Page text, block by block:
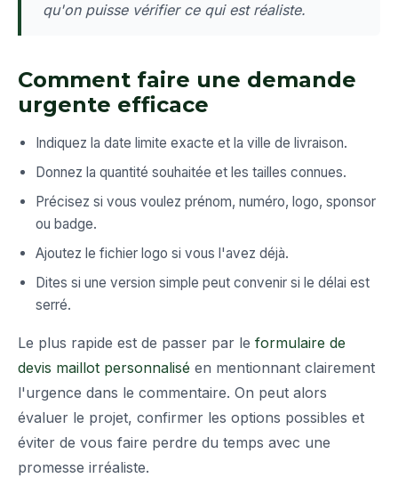
qu'on puisse vérifier ce qui est réaliste.
Comment faire une demande
urgente efficace
Indiquez la date limite exacte et la ville de livraison.
Donnez la quantité souhaitée et les tailles connues.
Précisez si vous voulez prénom, numéro, logo, sponsor
ou badge.
Ajoutez le fichier logo si vous l'avez déjà.
Dites si une version simple peut convenir si le délai est
serré.
Le plus rapide est de passer par le formulaire de
devis maillot personnalisé en mentionnant clairement
l'urgence dans le commentaire. On peut alors
évaluer le projet, confirmer les options possibles et
éviter de vous faire perdre du temps avec une
promesse irréaliste.